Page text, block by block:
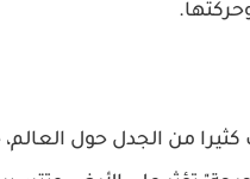
من الجدل حول